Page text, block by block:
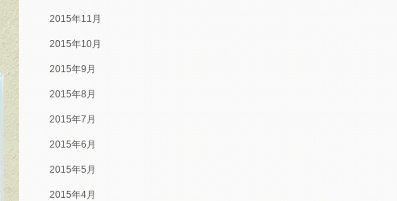
2015年11月
2015年10月
2015年9月
2015年8月
2015年7月
2015年6月
2015年5月
2015年4月